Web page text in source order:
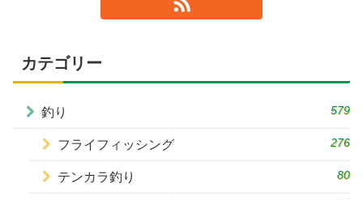
カテゴリー
釣り 579
フライフィッシング 276
テンカラ釣り 80